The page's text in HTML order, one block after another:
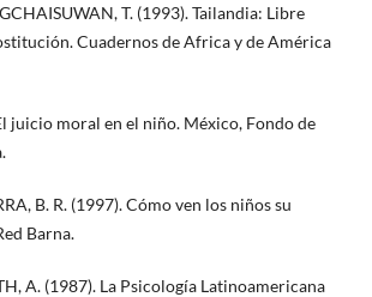
T. (1993). Tailandia: Libre
Cuadernos de Africa y de América
juicio moral en el niño. México, Fondo de
B. R. (1997). Cómo ven los niños su
Barna.
A. (1987). La Psicología Latinoamericana